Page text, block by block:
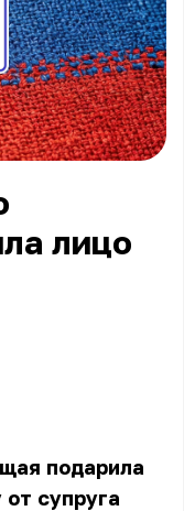
лицо
подарила
супруга